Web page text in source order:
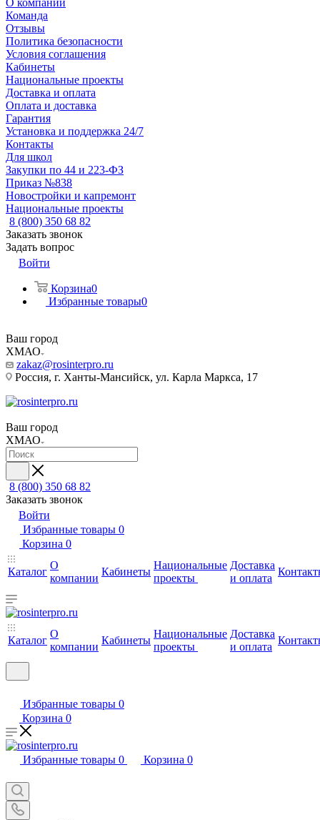
О компании
Команда
Отзывы
Политика безопасности
Условия соглашения
Кабинеты
Национальные проекты
Доставка и оплата
Оплата и доставка
Гарантия
Установка и поддержка 24/7
Контакты
Для школ
Закупки по 44 и 223-ФЗ
Приказ №838
Новостройки и капремонт
Национальные проекты
8 (800) 350 68 82
Заказать звонок
Задать вопрос
Войти
Корзина0
Избранные товары0
Ваш город
ХМАО
zakaz@rosinterpro.ru
Россия, г. Ханты-Мансийск, ул. Карла Маркса, 17
Ваш город
ХМАО
8 (800) 350 68 82
Заказать звонок
Войти
Избранные товары 0
Корзина 0
Каталог
О
компании
Кабинеты
Национальные
проекты
Доставка
и оплата
Каталог
О
компании
Кабинеты
Национальные
проекты
Доставка
и оплата
Избранные товары 0
Корзина 0
Избранные товары 0 Корзина 0